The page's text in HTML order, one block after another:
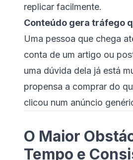
replicar facilmente.
Conteúdo gera tráfego
Uma pessoa que chega
conta de um artigo ou
uma dúvida dela já está
propensa a comprar do
clicou num anúncio
O Maior
Tempo e